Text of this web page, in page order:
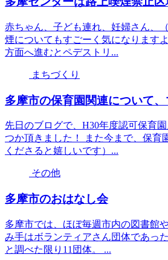
赤ちゃん、子ども連れ、妊婦さん、
煙についてもすごーく気になります
方面へ進むとペデストリ...
まちづくり
多摩市の保育園関連について
先日のブログで、H30年度認可保育
つか頂きました！ また今まで、保育
くださると嬉しいです）...
その他
多摩市のおはなし会
多摩市では、ほぼ毎週市内の図書館
み手はボランティアさん団体であっ
と調べた限り11団体。 ...